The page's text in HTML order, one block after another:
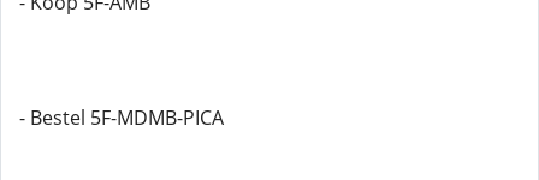
- Bestel 5F-MDMB-PICA